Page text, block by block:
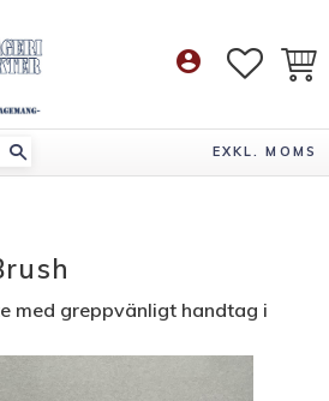
account_circle
EXKL. MOMS
med greppvänligt handtag i